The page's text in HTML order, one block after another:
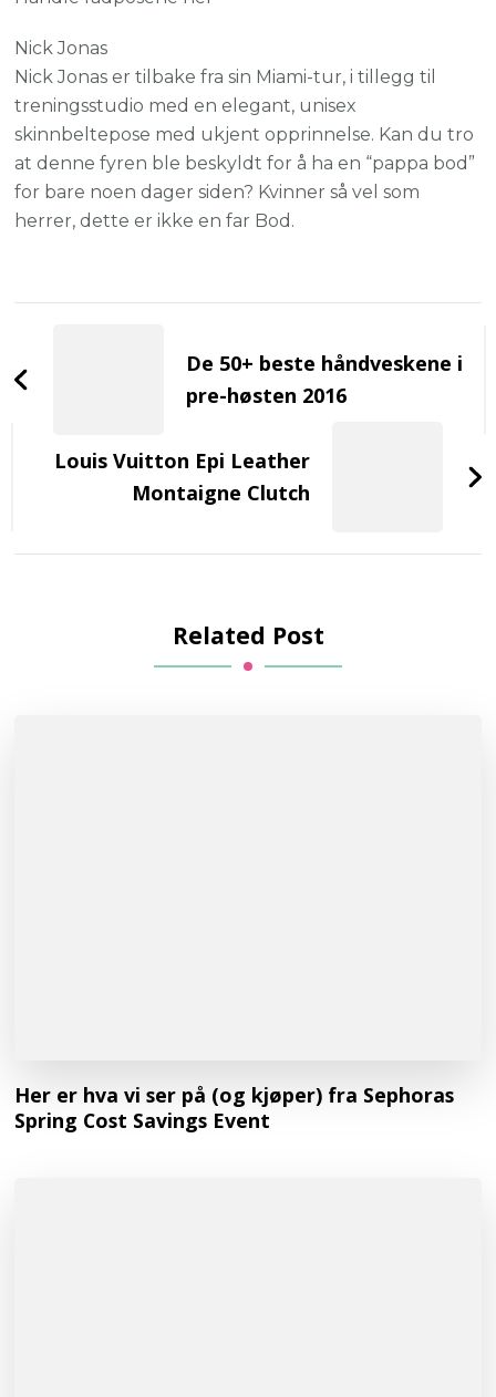
Nick Jonas
Nick Jonas er tilbake fra sin Miami-tur, i tillegg til
treningsstudio med en elegant, unisex
skinnbeltepose med ukjent opprinnelse. Kan du tro
at denne fyren ble beskyldt for å ha en “pappa bod”
for bare noen dager siden? Kvinner så vel som
herrer, dette er ikke en far Bod.
NavigationDe 50+ beste håndveskene i
pre-høsten 2016
Louis Vuitton Epi Leather
Montaigne Clutch
Related Post
Her er hva vi ser på (og kjøper) fra Sephoras
Spring Cost Savings Event